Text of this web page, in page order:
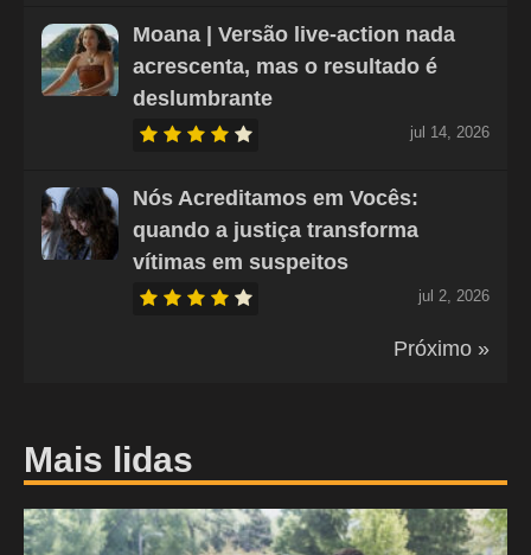
Moana | Versão live-action nada
acrescenta, mas o resultado é
deslumbrante
jul 14, 2026
Nós Acreditamos em Vocês:
quando a justiça transforma
vítimas em suspeitos
jul 2, 2026
Próximo »
Mais lidas